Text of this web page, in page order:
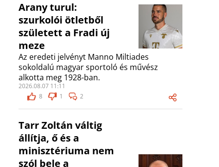
Arany turul:
szurkolói ötletből
született a Fradi új
meze
Az eredeti jelvényt Manno Miltiades
sokoldalú magyar sportoló és művész
alkotta meg 1928-ban.
2026.08.07 11:11
8
1 2
Tarr Zoltán váltig
állítja, ő és a
minisztériuma nem
szól bele a